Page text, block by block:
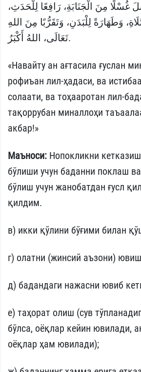
غُسْلًا مِنَ الْجَنَابَةِ، رَافِعًا لِلْحَدَثِ،
وَطَهَارَةً لِلْبَدَنِ، وَتَقَرُّبًا مِنَ اللهِ
تَعَالَى، اللهُ أَكْبَرُ.
«Навайту ан ағтасила ғуслан
рофиъан лил-ҳадаси, ва
солаати, ва тоҳааротан лил-
тақоррубан миналлоҳи
акбар!»
Маъноси: Нопокликни
бўлиши учун баданни поклаш
бўлиш учун жанобатдан ғусл
қилдим.
в) икки қўлини бўғими билан
г) олатни (жинсий аъзони)
д) бадандаги нажасни ювиб
е) таҳорат олиш (сув
бўлса, оёқлар кейин ювилади,
оёқлар ҳам ювилади);